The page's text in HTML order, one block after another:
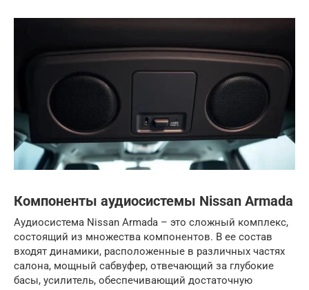
Компоненты аудиосистемы Nissan Armada
Аудиосистема Nissan Armada – это сложный комплекс,
состоящий из множества компонентов. В ее состав
входят динамики, расположенные в различных частях
салона, мощный сабвуфер, отвечающий за глубокие
басы, усилитель, обеспечивающий достаточную